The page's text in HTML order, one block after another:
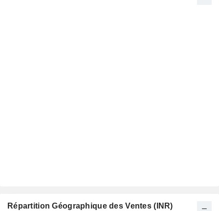
Répartition Géographique des Ventes (INR)